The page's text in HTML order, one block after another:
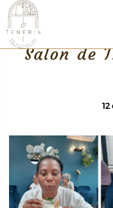
Retour
Salon de